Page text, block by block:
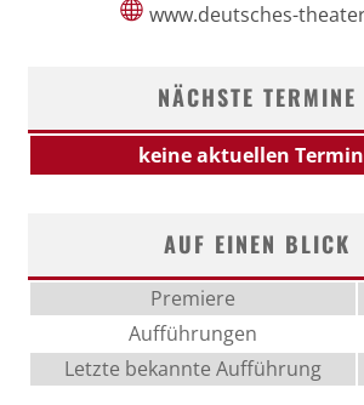
www.deutsches-
NÄCHSTE TERMINE
keine aktuellen
AUF EINEN BLICK
Premiere
Aufführungen
Letzte bekannte Aufführung